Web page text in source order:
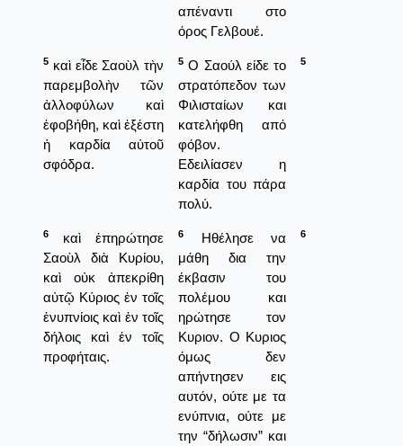
απέναντι στο
όρος Γελβουέ.
5 καὶ εἶδε Σαοὺλ τὴν
παρεμβολὴν τῶν
ἀλλοφύλων καὶ
ἐφοβήθη, καὶ ἐξέστη
ἡ καρδία αὐτοῦ
σφόδρα.
5 Ο Σαούλ είδε το
στρατόπεδον των
Φιλισταίων και
κατελήφθη από
φόβον.
Εδειλίασεν η
καρδία του πάρα
πολύ.
5
6
καὶ ἐπηρώτησε
Σαοὺλ διὰ Κυρίου,
καὶ οὐκ ἀπεκρίθη
αὐτῷ Κύριος ἐν τοῖς
ἐνυπνίοις καὶ ἐν τοῖς
δήλοις καὶ ἐν τοῖς
προφήταις.
6
Ηθέλησε να
μάθη δια την
έκβασιν του
πολέμου και
ηρώτησε τον
Κυριον. Ο Κυριος
όμως δεν
απήντησεν εις
αυτόν, ούτε με τα
ενύπνια, ούτε με
την “δήλωσιν” και
6